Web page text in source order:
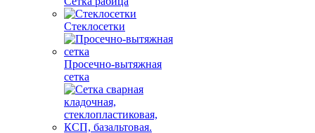
Стеклосетки
Просечно-вытяжная
сетка